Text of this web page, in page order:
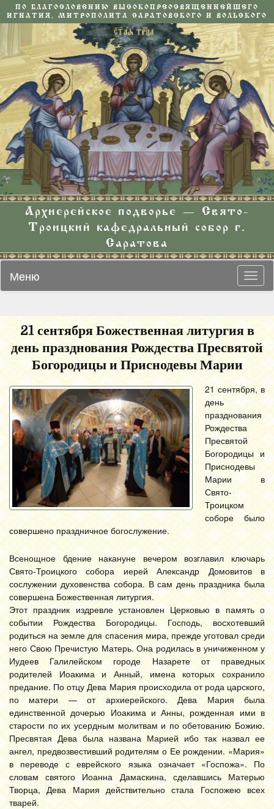
ПО БЛАГОСЛОВЕНИЮ ВЫСОКОПРЕОСВЯЩЕННЕЙШЕГО
ИГНАТИЯ, МИТРОПОЛИТА САРАТОВСКОГО И ВОЛЬСКОГО
Архиерейское подворье — Свято-
Троицкий кафедральный собор г.
Саратова
Меню
21 сентября Божественная литургия в
день празднования Рождества Пресвятой
Богородицы и Приснодевы Марии
21 сентября, в
день
празднования
Рождества
Пресвятой
Богородицы и
Приснодевы
Марии в
Свято-
Троицком
соборе было
совершено праздничное богослужение.
Всенощное бдение накануне вечером возглавил ключарь
Свято-Троицкого собора иерей Александр Домовитов в
сослужении духовенства собора. В сам день праздника была
совершена Божественная литургия.
Этот праздник издревле установлен Церковью в память о
событии Рождества Богородицы. Господь, восхотевший
родиться на земле для спасения мира, прежде уготовал среди
него Свою Пречистую Матерь. Она родилась в уничиженном у
Иудеев Галилейском городе Назарете от праведных
родителей Иоакима и Анный, имена которых сохранило
предание. По отцу Дева Мария происходила от рода царского,
по матери — от архиерейского. Дева Мария была
единственной дочерью Иоакима и Анны, рожденная ими в
старости по их усердным молитвам и по обетованию Божию.
Пресвятая Дева была названа Марией ибо так назвал ее
ангел, предвозвестивший родителям о Ее рождении. «Мария»
в переводе с еврейского языка означает «Госпожа». По
словам святого Иоанна Дамаскина, сделавшись Матерью
Творца, Дева Мария действительно стала Госпожею всех
тварей.